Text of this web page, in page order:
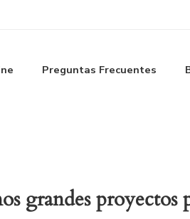
Preguntas Frecuentes
grandes proyectos